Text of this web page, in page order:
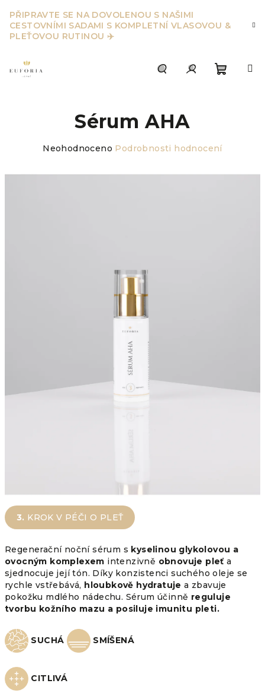
na
obsah
PŘIPRAVTE SE NA DOVOLENOU S NAŠIMI
CESTOVNÍMI SADAMI S KOMPLETNÍ VLASOVOU &
PLEŤOVOU RUTINOU ✈️
3. KROK V PÉČI O PLEŤ
Regenerační noční sérum s kyselinou glykolovou a
ovocným komplexem intenzivně obnovuje pleť a
sjednocuje její tón. Díky konzistenci suchého oleje se
rychle vstřebává, hloubkově hydratuje a zbavuje
pokožku mdlého nádechu. Sérum účinně reguluje
tvorbu kožního mazu a posiluje imunitu pleti.
SUCHÁ SMÍŠENÁ
CITLIVÁ
Sérum AHA
PrůměrnéNeohodnoceno Podrobnosti hodnocení